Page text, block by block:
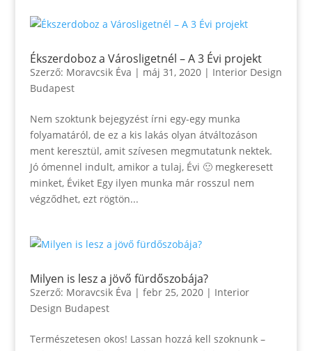
Ékszerdoboz a Városligetnél – A 3 Évi projekt
Szerző: Moravcsik Éva | máj 31, 2020| Interior Design
Budapest
Nem szoktunk bejegyzést írni egy-egy munka
folyamatáról, de ez a kis lakás olyan átváltozáson
ment keresztül, amit szívesen megmutatunk nektek.
Jó ómennel indult, amikor a tulaj, Évi 🙂 megkeresett
minket, Éviket Egy ilyen munka már rosszul nem
végződhet, ezt rögtön...
Milyen is lesz a jövő fürdőszobája?
Szerző: Moravcsik Éva | febr 25, 2020| Interior
Design Budapest
Természetesen okos! Lassan hozzá kell szoknunk –